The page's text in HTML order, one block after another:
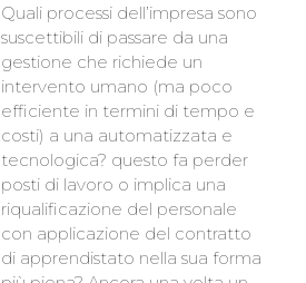
Quali processi dell’impresa sono
suscettibili di passare da una
gestione che richiede un
intervento umano (ma poco
efficiente in termini di tempo e
costi) a una automatizzata e
tecnologica? questo fa perder
posti di lavoro o implica una
riqualificazione del personale
con applicazione del contratto
di apprendistato nella sua forma